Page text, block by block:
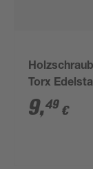
Torx
30 mm 50
9,49 €